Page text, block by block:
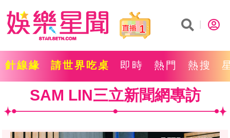
1
針線緣 請世界吃桌 即時 熱門 熱搜
SAM LIN三立新聞網專訪